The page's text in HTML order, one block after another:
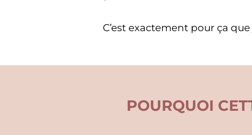
C’est exactement pour ça
POURQUOI